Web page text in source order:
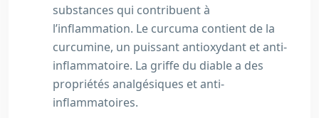
substances qui contribuent à
l’inflammation. Le curcuma contient de la
curcumine, un puissant antioxydant et anti-
inflammatoire. La griffe du diable a des
propriétés analgésiques et anti-
inflammatoires.